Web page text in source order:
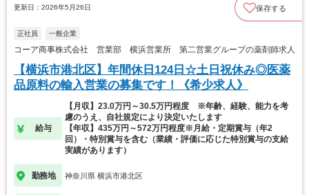
更新日：2026年5月26日 保存する
正社員 一般企業
コーア商事株式会社 営業部 横浜営業所 第二営業グループの薬剤師求人
【横浜市港北区】年間休日124日☆土日祝休み◎医薬
品原料の輸入営業の募集です！《希少求人》
給与
【月収】23.0万円～30.5万円程度 ※年齢、経験、能力を考
慮のうえ、自社規定により決定いたします
【年収】435万円～572万円程度※月給・定期賞与（年2
回）・特別賞与を含む（業績・評価に応じた特別賞与の支給
実績があります）
勤務地 神奈川県 横浜市港北区